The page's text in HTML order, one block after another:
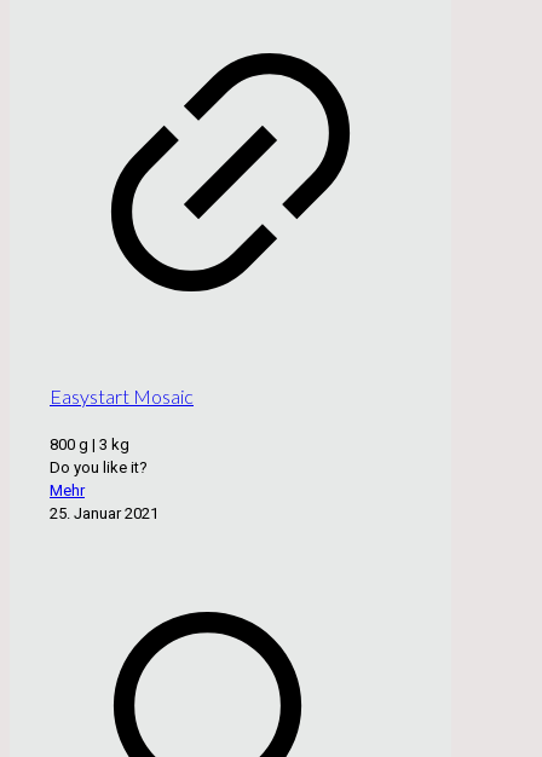
Easystart Mosaic
800 g | 3 kg
Do you like it?
Mehr
25. Januar 2021